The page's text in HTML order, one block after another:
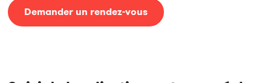
Demander un rendez-vous